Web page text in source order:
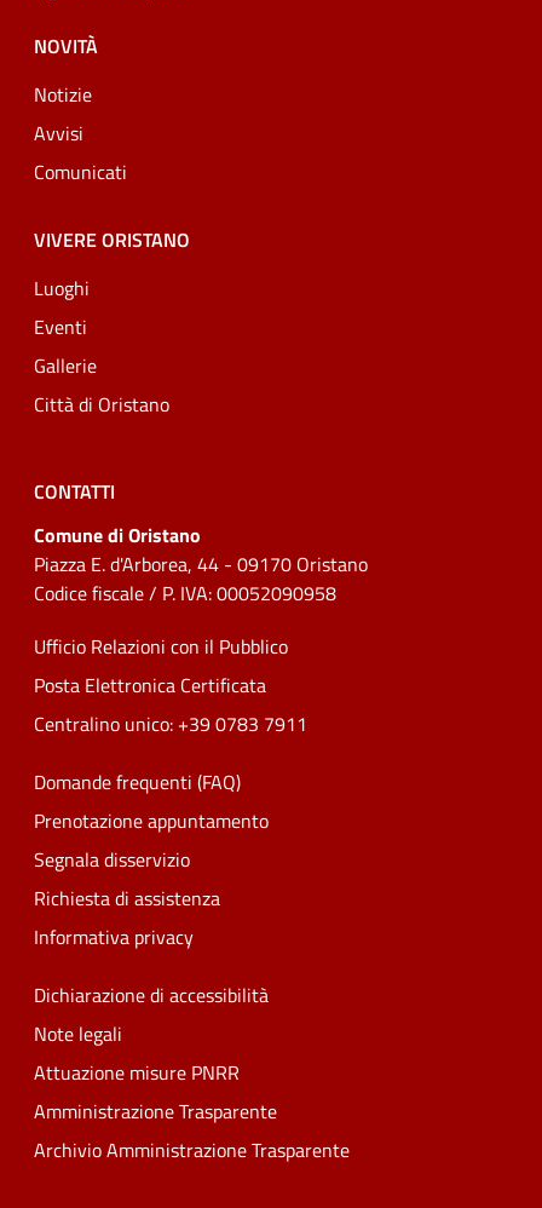
NOVITÀ
Notizie
Avvisi
Comunicati
VIVERE ORISTANO
Luoghi
Eventi
Gallerie
Città di Oristano
CONTATTI
Comune di Oristano
Piazza E. d'Arborea, 44 - 09170 Oristano
Codice fiscale / P. IVA: 00052090958
Ufficio Relazioni con il Pubblico
Posta Elettronica Certificata
Centralino unico: +39 0783 7911
Domande frequenti (FAQ)
Prenotazione appuntamento
Segnala disservizio
Richiesta di assistenza
Informativa privacy
Dichiarazione di accessibilità
Note legali
Attuazione misure PNRR
Amministrazione Trasparente
Archivio Amministrazione Trasparente